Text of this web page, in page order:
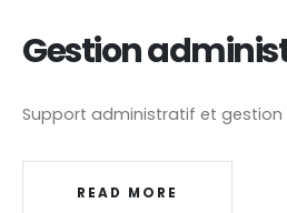
Gestion
Support administratif et
READ MORE